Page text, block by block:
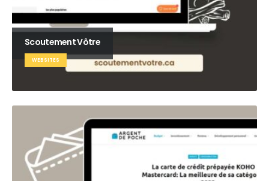
Scoutement Vôtre
WEBSITES